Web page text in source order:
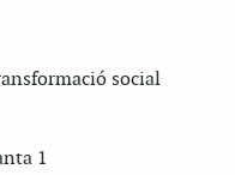
social
1